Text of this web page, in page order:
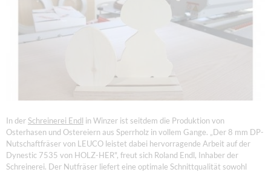
In derSchreinerei Endl in Winzer ist seitdem die Produktion von
Osterhasen und Ostereiern aus Sperrholz in vollem Gange. „Der 8 mm DP-
Nutschaftfräser von LEUCO leistet dabei hervorragende Arbeit auf der
Dynestic 7535 von HOLZ-HER", freut sich Roland Endl, Inhaber der
Schreinerei. Der Nutfräser liefert eine optimale Schnittqualität sowohl